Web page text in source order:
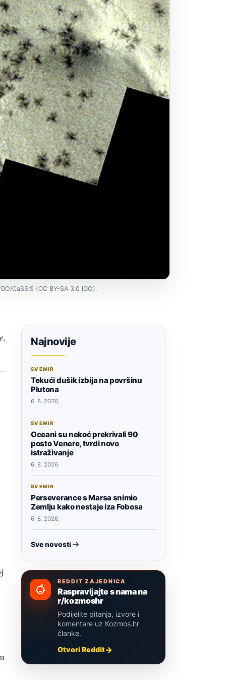
CaSSIS (CC BY-SA 3.0 IGO).
Najnovije
SVEMIR
Tekući dušik izbija na površinu
Plutona
6. 8. 2026.
SVEMIR
Oceani su nekoć prekrivali 90
posto Venere, tvrdi novo
istraživanje
6. 8. 2026.
SVEMIR
Perseverance s Marsa snimio
Zemlju kako nestaje iza Fobosa
6. 8. 2026.
Sve novosti
REDDIT ZAJEDNICA
Raspravljajte s nama na
r/kozmoshr
Podijelite pitanja, izvore i
komentare uz Kozmos.hr
članke.
Otvori Reddit